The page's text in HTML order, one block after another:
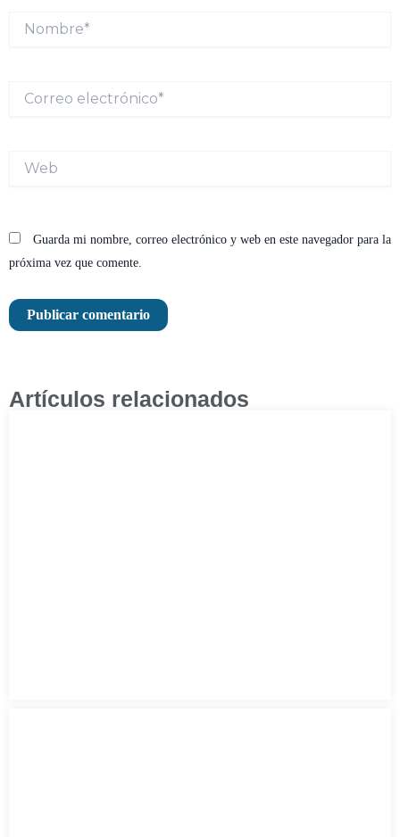
electrónico*
Guarda mi nombre, correo electrónico y web en este navegador para la
próxima vez que comente.
Artículos relacionados